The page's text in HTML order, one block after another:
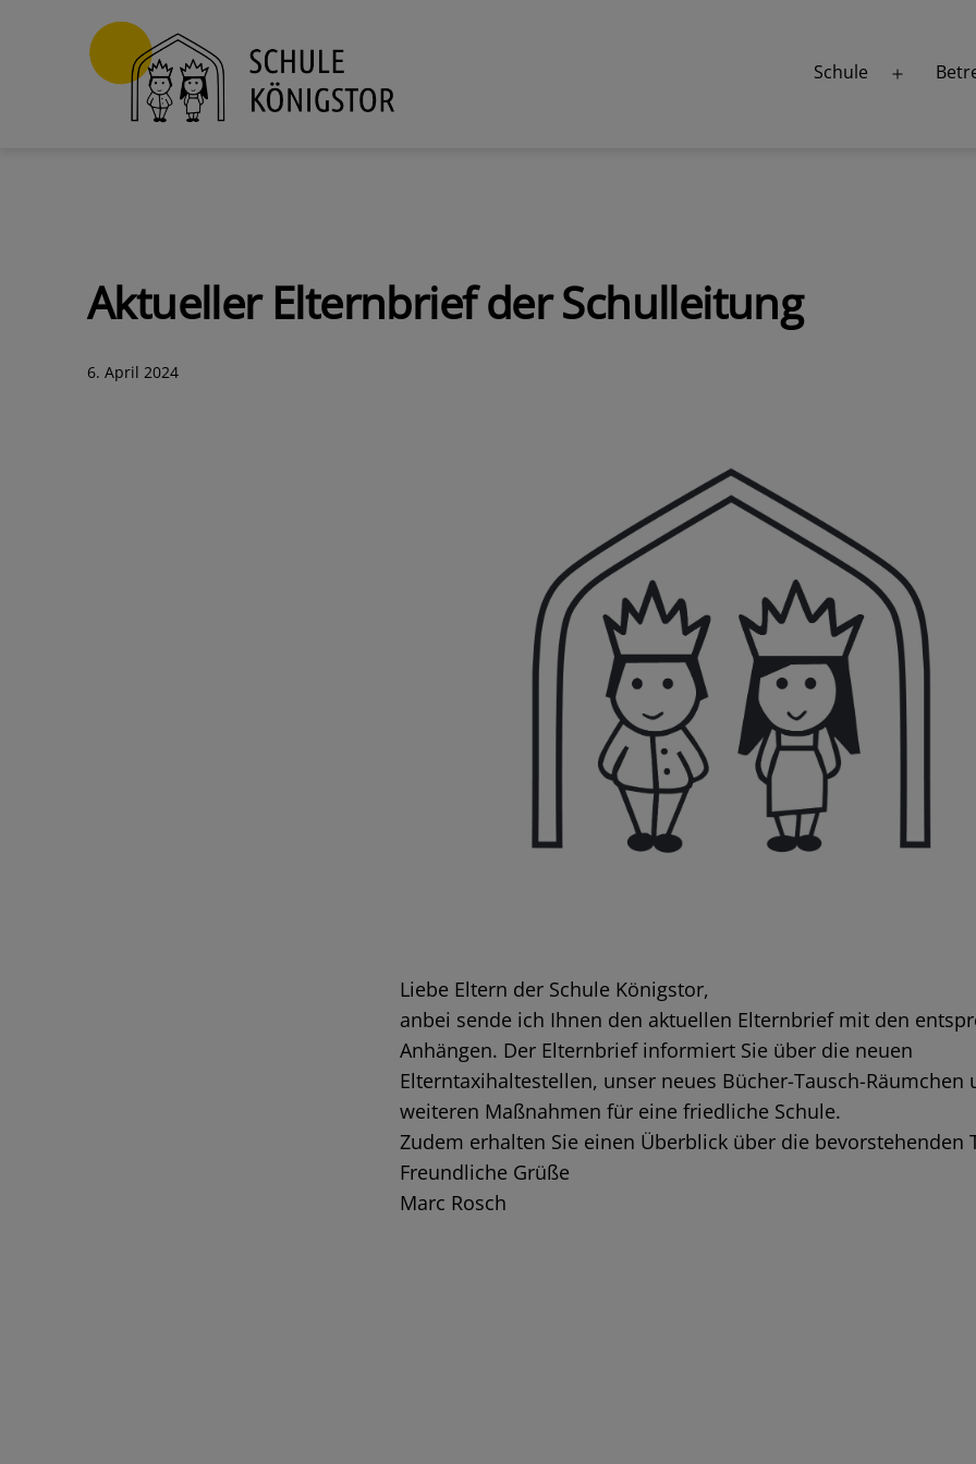
Schule
Menü
Aktueller Elternbrief der Schulleitung
Veröffentlicht
6. April 2024
Liebe Eltern der Schule Königstor,
anbei sende ich Ihnen den aktuellen Elternbrief mit den
Anhängen. Der Elternbrief informiert Sie über die neuen
Elterntaxihaltestellen, unser neues Bücher-Tausch-Räumchen
weiteren Maßnahmen für eine friedliche Schule.
Zudem erhalten Sie einen Überblick über die bevorstehenden
Freundliche Grüße
Marc Rosch